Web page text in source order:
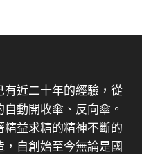
近二十年的經驗，從
動開收傘、反向傘。
益求精的精神不斷的
自創始至今無論是國